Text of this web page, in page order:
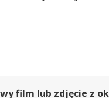
film lub zdjęcie z